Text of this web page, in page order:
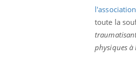
toute la
physiques